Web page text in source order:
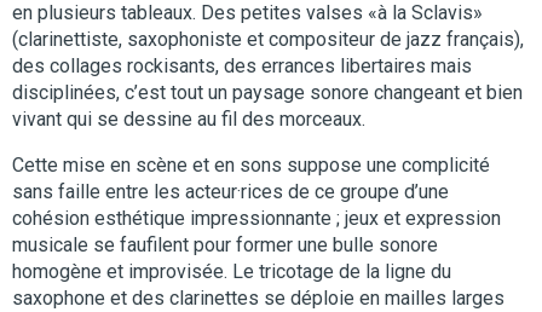
en plusieurs tableaux. Des petites valses «à la Sclavis»
(clarinettiste, saxophoniste et compositeur de jazz français),
des collages rockisants, des errances libertaires mais
disciplinées, c’est tout un paysage sonore changeant et bien
vivant qui se dessine au fil des morceaux.
Cette mise en scène et en sons suppose une complicité
sans faille entre les acteur·rices de ce groupe d’une
cohésion esthétique impressionnante ; jeux et expression
musicale se faufilent pour former une bulle sonore
homogène et improvisée. Le tricotage de la ligne du
saxophone et des clarinettes se déploie en mailles larges